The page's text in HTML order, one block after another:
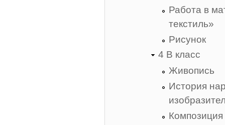
Работа в
текстиль»
Рисунок
4 В класс
Живопись
История